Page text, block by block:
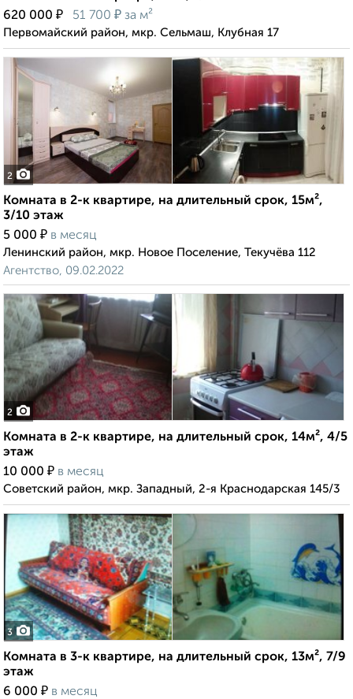
620 000 ₽ 51 700 ₽ за м²
Первомайский район, мкр. Сельмаш, Клубная 17
2
Комната в 2-к квартире, на длительный срок, 15м²,
3/10 этаж
5 000 ₽ в месяц
Ленинский район, мкр. Новое Поселение, Текучёва 112
Агентство, 09.02.2022
2
Комната в 2-к квартире, на длительный срок, 14м², 4/5
этаж
10 000 ₽ в месяц
Советский район, мкр. Западный, 2-я Краснодарская 145/3
3
Комната в 3-к квартире, на длительный срок, 13м², 7/9
этаж
6 000 ₽ в месяц